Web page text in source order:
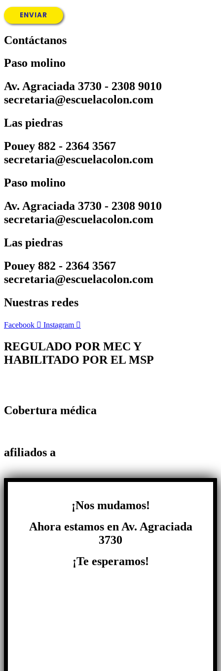
Contáctanos
Paso molino
Av. Agraciada 3730 - 2308 9010
secretaria@escuelacolon.com
Las piedras
Pouey 882 - 2364 3567
secretaria@escuelacolon.com
Paso molino
Av. Agraciada 3730 - 2308 9010
secretaria@escuelacolon.com
Las piedras
Pouey 882 - 2364 3567
secretaria@escuelacolon.com
Nuestras redes
Facebook Instagram
REGULADO POR MEC Y
HABILITADO POR EL MSP
Cobertura médica
afiliados a
¡Nos mudamos!
Ahora estamos en Av. Agraciada
3730
¡Te esperamos!